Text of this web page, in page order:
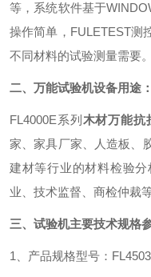
等，系统软件基于
操作简单， FULETEST测
不同材料的试验测量需要。
二、万能试验机设备用途：
FL4000E系列 木材万能抗
家、家具厂家、人造板、
建材等行业的材料检验
业、技术监督、商检仲裁
三、试验机主要技术规格
1 、产品规格型号：